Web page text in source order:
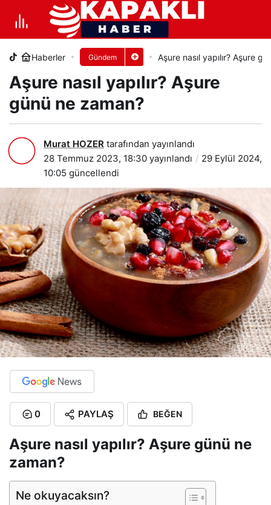
Haberler Gündem Aşure nasıl yapılır? Aşure
Aşure nasıl yapılır? Aşure
günü ne zaman?
Murat HOZER tarafından yayınlandı
28 Temmuz 2023, 18:30 yayınlandı
29 Eylül 2024,
10:05 güncellendi
0 PAYLAŞ BEĞEN
Aşure nasıl yapılır? Aşure günü ne
zaman?
Ne okuyacaksın?
Aşure nasıl yapılır? Aşure günü ne
zaman?
0